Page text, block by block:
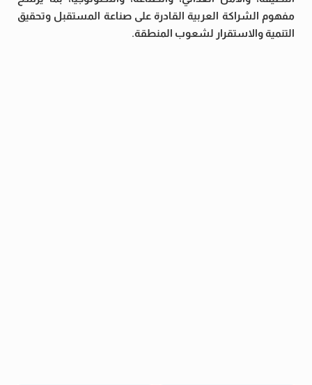
مفهوم الشراكة العربية القادرة على صناعة المستقبل وتحقيق
التنمية والاستقرار لشعوب المنطقة.